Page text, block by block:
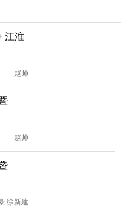
江淮
赵帅
赵帅
徐新建